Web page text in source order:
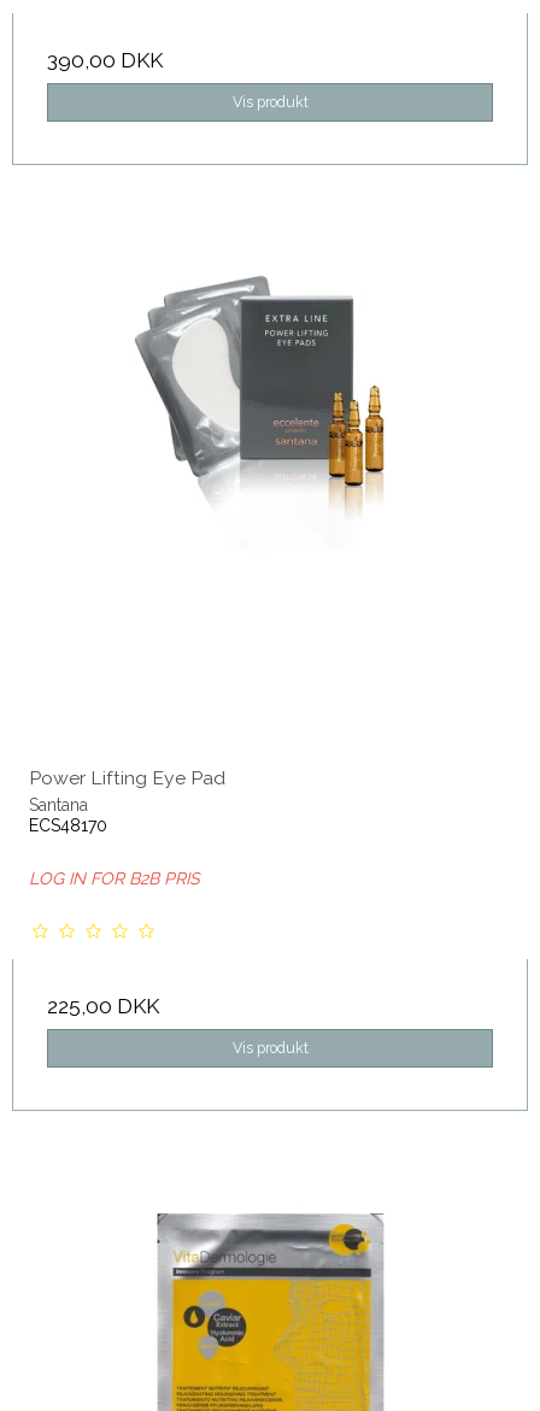
390,00 DKK
Vis produkt
Power Lifting Eye Pad
Santana
ECS48170
LOG IN FOR B2B PRIS
225,00 DKK
Vis produkt